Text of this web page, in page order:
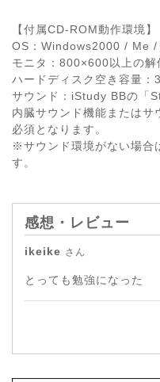
【付属CD-ROM動作環境】
OS：Windows2000 / Me /
モニタ：800×600以上の解
ハードディスク空き容量：
サウンド：iStudy BBの「
内臓サウンド機能またはサ
必須となります。
※サウンド環境がない場合
す。
感想・レビュー
ikeike さん
とっても勉強になった